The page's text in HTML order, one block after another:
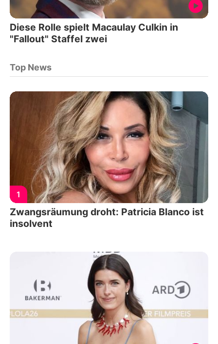
Diese Rolle spielt Macaulay Culkin in
"Fallout" Staffel zwei
Top News
1
Zwangsräumung droht: Patricia Blanco ist
insolvent